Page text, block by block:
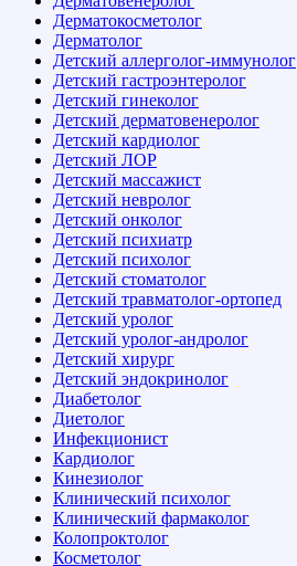
Дерматокосметолог
Дерматолог
Детский аллерголог-иммунолог
Детский гастроэнтеролог
Детский гинеколог
Детский дерматовенеролог
Детский кардиолог
Детский ЛОР
Детский массажист
Детский невролог
Детский онколог
Детский психиатр
Детский психолог
Детский стоматолог
Детский травматолог-ортопед
Детский уролог
Детский уролог-андролог
Детский хирург
Детский эндокринолог
Диабетолог
Диетолог
Инфекционист
Кардиолог
Кинезиолог
Клинический психолог
Клинический фармаколог
Колопроктолог
Косметолог